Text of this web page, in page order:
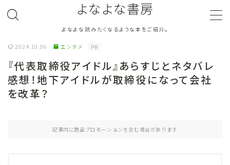
よなよな書房
よなよな読みたくなるような本をご紹介。
ジャンル Genre
ランキング
作者別おすすめ Author
2024.10.06 エンタメ PR
『代表取締役アイドル』あらすじとネタバレ
感想！地下アイドルが取締役になって会社
を改革？
記事内に商品プロモーションを含む場合があります